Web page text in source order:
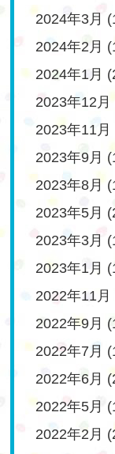
2024年3月
2024年2月
2024年1月
2023年12月
2023年11月
2023年9月
2023年8月
2023年5月
2023年3月
2023年1月
2022年11月
2022年9月
2022年7月
2022年6月
2022年5月
2022年2月